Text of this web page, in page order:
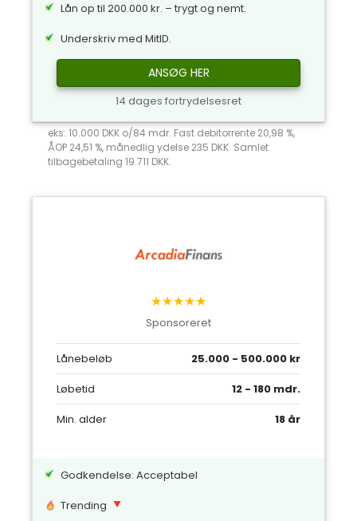
Lån op til 200.000 kr. – trygt og nemt.
Underskriv med MitID.
ANSØG HER
14 dages fortrydelsesret
eks: 10.000 DKK o/84 mdr. Fast debitorrente 20,98 %,
ÅOP 24,51 %, månedlig ydelse 235 DKK. Samlet
tilbagebetaling 19.711 DKK.
★★★★★
Sponsoreret
Lånebeløb
25.000 - 500.000 kr
Løbetid
12 - 180 mdr.
Min. alder
18 år
Godkendelse: Acceptabel
Trending